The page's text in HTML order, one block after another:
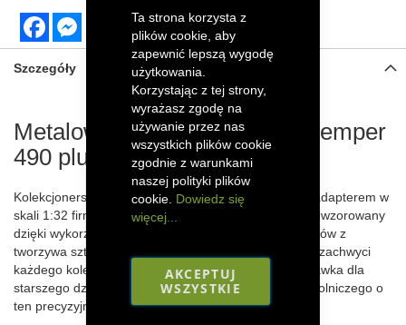
Ta strona korzysta z
plików cookie, aby
zapewnić lepszą wygodę
użytkowania.
Korzystając z tej strony,
wyrażasz zgodę na
używanie przez nas
wszystkich plików cookie
zgodnie z warunkami
naszej polityki plików
cookie. Dowiedz się
więcej...
AKCEPTUJ
WSZYSTKIE
FacebookMessenger
Szczegóły
Metalowy model przystawki Kemper
490 plus z adapterem
Kolekcjonerski model przystawki Kemper 490 plus z adapterem w
skali 1:32 firmy MarGe Models został szczegółowo odwzorowany
dzięki wykorzystaniu metalowych części oraz elementów z
tworzywa sztucznego. Efektowny model podbieracza zachwyci
każdego kolekcjonera, a także sprawdzi się jako zabawka dla
starszego dziecka. Powiększ swoją kolekcję sprzętu rolniczego o
ten precyzyjnie wykonany model!